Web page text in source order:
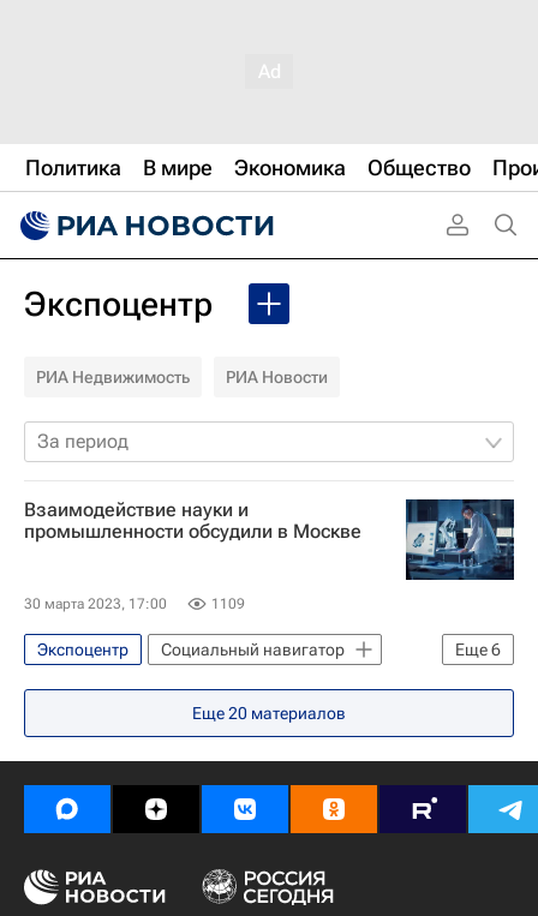
Политика В мире Экономика Общество
Экспоцентр
РИА Недвижимость РИА Новости
За период
Взаимодействие науки и
промышленности обсудили в Москве
30 марта 2023, 17:00 1109
Еще6
Экспоцентр
Социальный навигатор
Общество
Москва
Экономика
Технологии
Российская академия наук
Еще20 материалов